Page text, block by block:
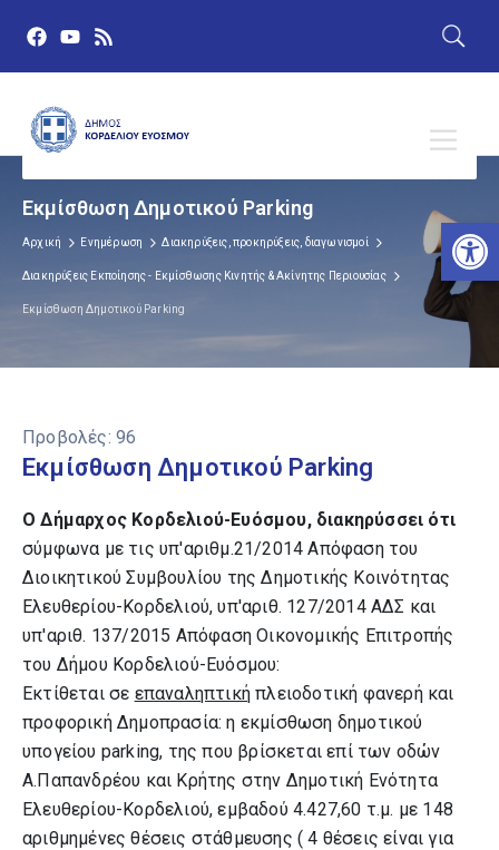
Εκμίσθωση Δημοτικού Parking
Αρχική Ενημέρωση Διακηρύξεις, προκηρύξεις, διαγωνισμοί
Διακηρύξεις Εκποίησης - Εκμίσθωσης Κινητής & Ακίνητης Περιουσίας
Εκμίσθωση Δημοτικού Parking
Προβολές: 96
Εκμίσθωση Δημοτικού Parking
Ο Δήμαρχος Κορδελιού-Ευόσμου, διακηρύσσει ότι
σύμφωνα με τις υπ'αριθμ.21/2014 Απόφαση του
Διοικητικού Συμβουλίου της Δημοτικής Κοινότητας
Ελευθερίου-Κορδελιού, υπ'αριθ. 127/2014 ΑΔΣ και
υπ'αριθ. 137/2015 Απόφαση Οικονομικής Επιτροπής
του Δήμου Κορδελιού-Ευόσμου:
Εκτίθεται σε επαναληπτική πλειοδοτική φανερή και
προφορική Δημοπρασία: η εκμίσθωση δημοτικού
υπογείου parking, της που βρίσκεται επί των οδών
Α.Παπανδρέου και Κρήτης στην Δημοτική Ενότητα
Ελευθερίου-Κορδελιού, εμβαδού 4.427,60 τ.μ. με 148
αριθμημένες θέσεις στάθμευσης ( 4 θέσεις είναι για